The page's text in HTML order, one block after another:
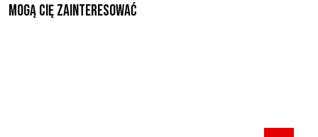
Mogą Cię zainteresować